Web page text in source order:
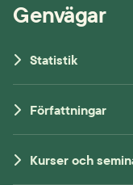
Genvägar
Statistik
Författningar
Kurser och